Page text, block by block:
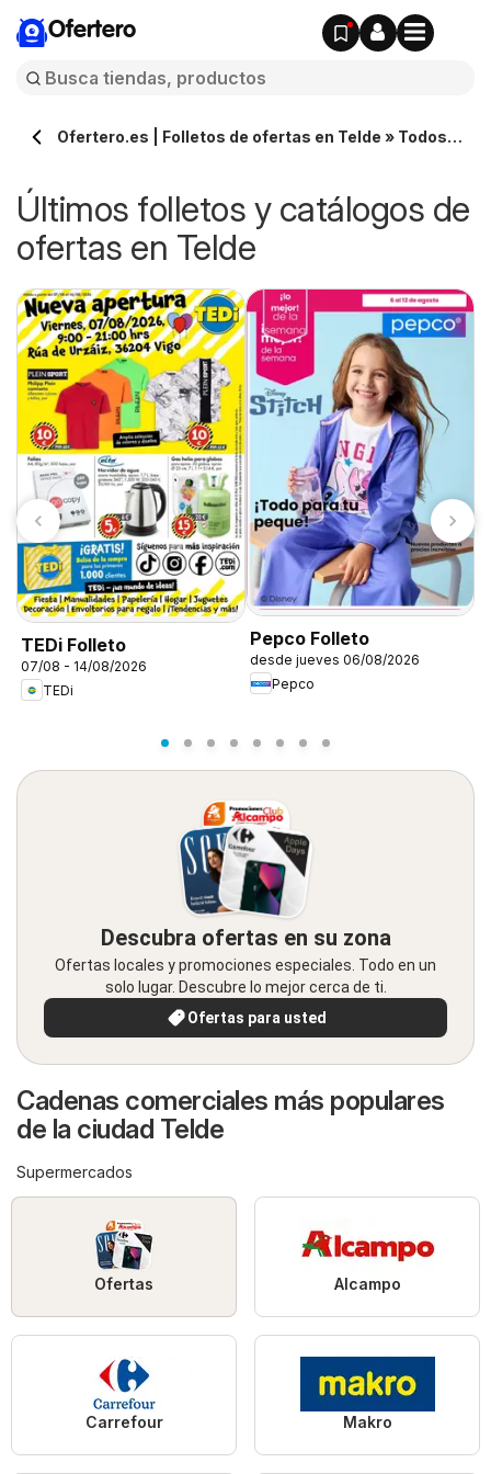
Ofertero
Ofertero.es | Folletos de ofertas en Telde » Todos
Últimos folletos y catálogos de
ofertas en Telde
TEDi Folleto
07/08 - 14/08/2026
TEDi
Pepco Folleto
desde jueves 06/08/2026
Pepco
Descubra ofertas en su zona
Ofertas locales y promociones especiales. Todo en un
solo lugar. Descubre lo mejor cerca de ti.
Ofertas para usted
Cadenas comerciales más populares
de la ciudad Telde
Supermercados
Ofertas Alcampo
Carrefour Makro